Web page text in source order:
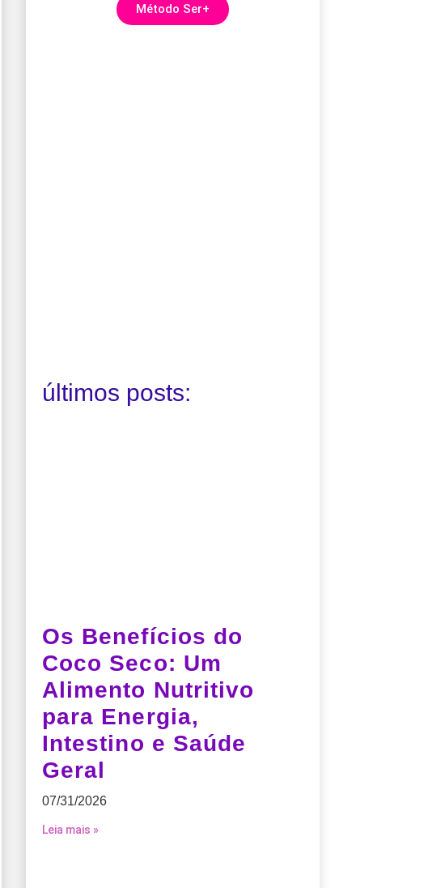
Método Ser+
últimos posts:
Os Benefícios do
Coco Seco: Um
Alimento Nutritivo
para Energia,
Intestino e Saúde
Geral
07/31/2026
Leia mais »